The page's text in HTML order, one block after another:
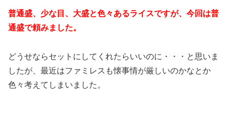
普通盛、少な目、大盛と色々あるライスですが、今回は普
通盛で頼みました。
どうせならセットにしてくれたらいいのに・・・と思いま
したが、最近はファミレスも懐事情が厳しいのかなとか
色々考えてしまいました。